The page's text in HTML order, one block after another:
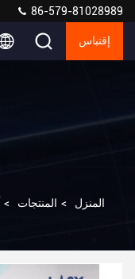
86-579-81028989
إقتباس
المنزل > المنتجات >